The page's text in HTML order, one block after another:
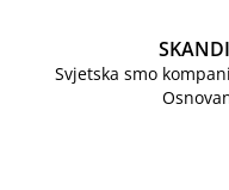
Svjetska smo